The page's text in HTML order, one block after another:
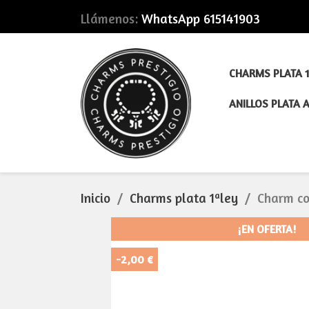
Llámenos: WhatsApp 615141903
CHARMS PLATA
ANILLOS PLATA
Inicio Charms plata 1ªley Charm
¡EN OFERTA!
-2,00 €